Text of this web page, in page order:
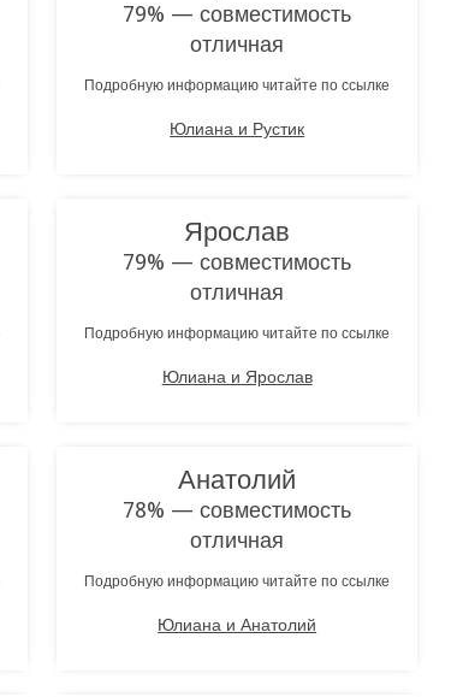
79% — совместимость
отличная
Подробную информацию читайте по ссылке
Юлиана и Рустик
Ярослав
79% — совместимость
отличная
Подробную информацию читайте по ссылке
Юлиана и Ярослав
Анатолий
78% — совместимость
отличная
Подробную информацию читайте по ссылке
Юлиана и Анатолий